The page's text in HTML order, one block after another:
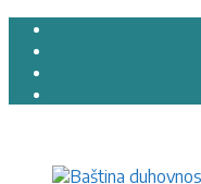
Preskoči
sadržaj